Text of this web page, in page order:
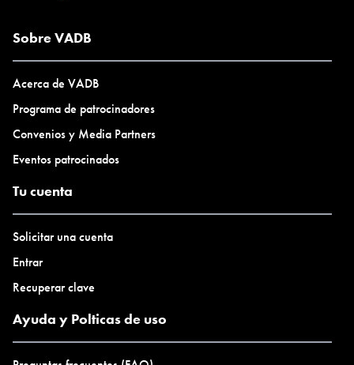
Sobre VADB
Acerca de VADB
Programa de patrocinadores
Convenios y Media Partners
Eventos patrocinados
Tu cuenta
Solicitar una cuenta
Entrar
Recuperar clave
Ayuda y Polticas de uso